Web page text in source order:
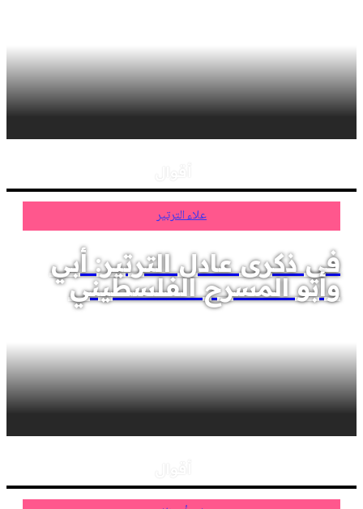
علاء الترتير
في ذكرى عادل الترتير: أبي
وأبو المسرح الفلسطيني